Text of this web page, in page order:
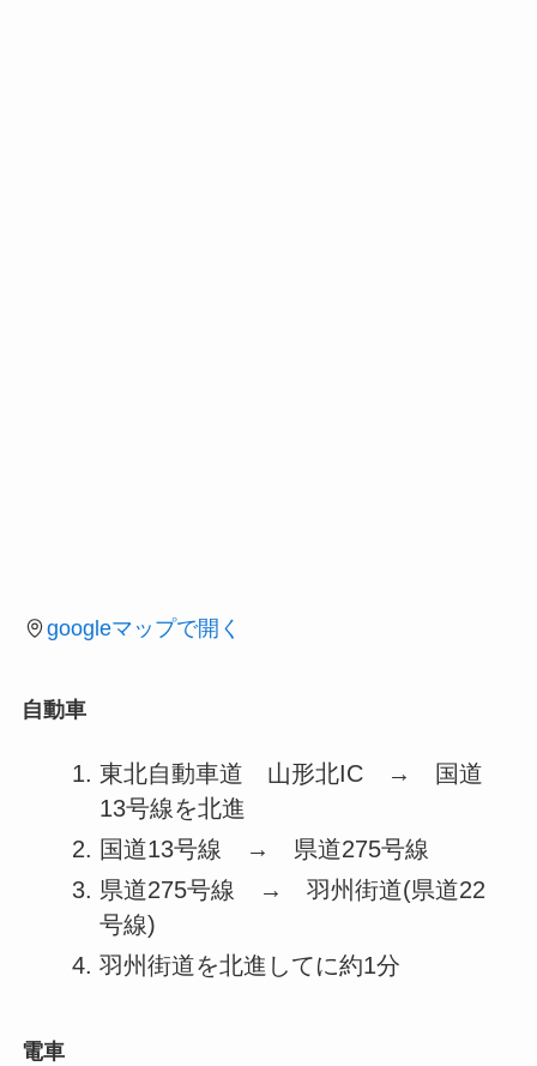
googleマップで開く
自動車
東北自動車道 山形北IC → 国道
13号線を北進
国道13号線 → 県道275号線
県道275号線 → 羽州街道(県道22
号線)
羽州街道を北進してに約1分
電車